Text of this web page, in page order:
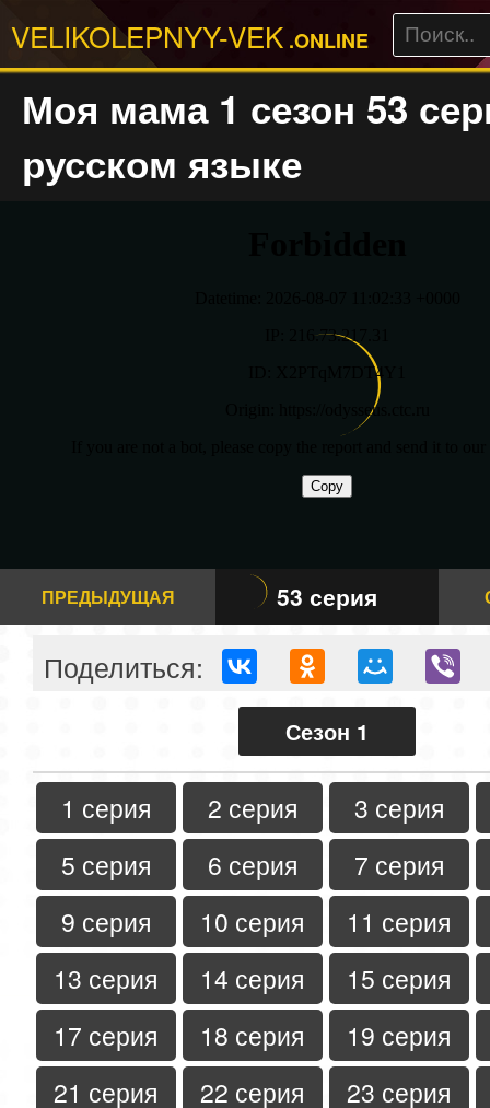
VELIKOLEPNYY-VEK .ONLINE
Моя мама 1 сезон 53
русском языке
ПРЕДЫДУЩАЯ 53 серия
Поделиться:
Сезон 1
1 серия 2 серия
3 серия
5 серия
6 серия
7 серия
9 серия
10 серия
11 серия
13 серия
14 серия
15 серия
17 серия
18 серия
19 серия
21 серия
22 серия
23 серия